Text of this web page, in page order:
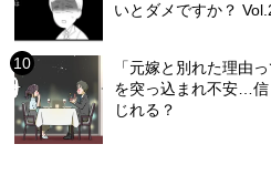
いとダメですか？
「元嫁と別れた理由
を突っ込まれ不安…
じれる？